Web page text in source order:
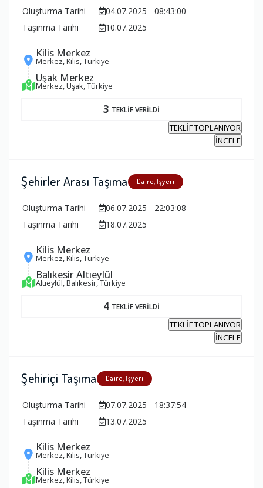
Oluşturma Tarihi
04.07.2025 - 08:43:00
Taşınma Tarihi
10.07.2025
Kilis Merkez
Merkez, Kilis, Türkiye
Uşak Merkez
Merkez, Uşak, Türkiye
3 TEKLİF VERİLDİ
TEKLİF TOPLANIYOR
İNCELE
Şehirler Arası Taşıma Daire, İşyeri
Oluşturma Tarihi
06.07.2025 - 22:03:08
Taşınma Tarihi
18.07.2025
Kilis Merkez
Merkez, Kilis, Türkiye
Balıkesir Altıeylül
Altıeylül, Balıkesir, Türkiye
4 TEKLİF VERİLDİ
TEKLİF TOPLANIYOR
İNCELE
Şehiriçi Taşıma Daire, İşyeri
Oluşturma Tarihi
07.07.2025 - 18:37:54
Taşınma Tarihi
13.07.2025
Kilis Merkez
Merkez, Kilis, Türkiye
Kilis Merkez
Merkez, Kilis, Türkiye